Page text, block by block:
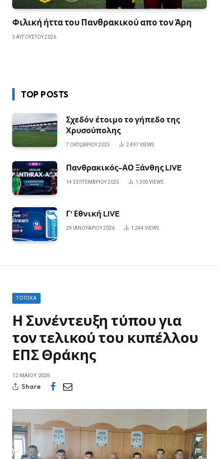
Φιλική ήττα του Πανθρακικού απο τον Άρη
5 ΑΥΓΟΎΣΤΟΥ 2026
TOP POSTS
Σχεδόν έτοιμο το γήπεδο της
Χρυσούπολης
7 ΟΚΤΩΒΡΊΟΥ 2025 2,497 VIEWS
Πανθρακικός-ΑΟ Ξάνθης LIVE
14 ΣΕΠΤΕΜΒΡΊΟΥ 2025 1,300VIEWS
Γ’ Εθνική LIVE
29 ΙΑΝΟΥΑΡΊΟΥ 2026 1,244 VIEWS
ΤΟΠΙΚΆ
Η Συνέντευξη τύπου για
τον τελικού του κυπέλλου
ΕΠΣ Θράκης
12 ΜΑΪ́ΟΥ 2026
Share